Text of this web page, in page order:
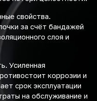
свойства.
за счёт бандажей
слоя и
Усиленная
коррозии и
срок эксплуатации
на обслуживание и